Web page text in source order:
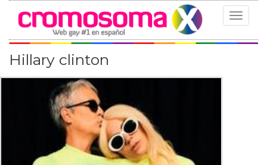
Toggle
Hillary clinton